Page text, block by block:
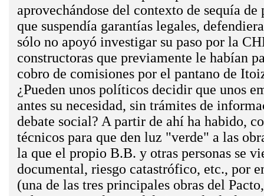
aprovechándose del contexto de sequía
que suspendía garantías legales,
sólo no apoyó investigar su paso por la
constructoras que previamente le habían
cobro de comisiones por el pantano de
¿Pueden unos políticos decidir que unos
antes su necesidad, sin trámites de
debate social? A partir de ahí ha habido,
técnicos para que den luz "verde" a las
la que el propio B.B. y otras personas se
documental, riesgo catastrófico, etc., por
(una de las tres principales obras del